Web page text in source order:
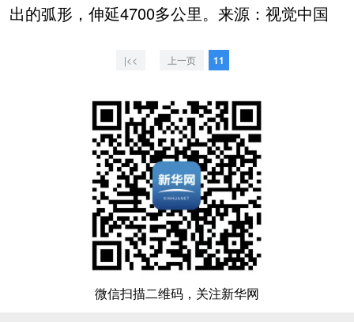
出的弧形，伸延4700多公里。来源：视觉中国
|<< 上一页 11
微信扫描二维码，关注新华网